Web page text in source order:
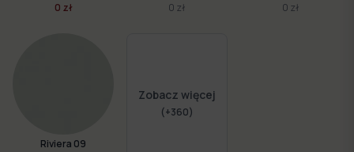
0 zł
0 zł
0 zł
Riviera 09
Zobacz więcej
(+360)